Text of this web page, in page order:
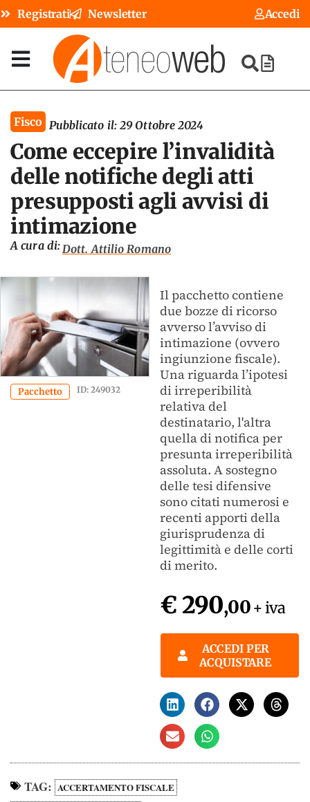
Registrati Newsletter Accedi
Fisco Pubblicato il: 29 Ottobre 2024
Come eccepire l’invalidità
delle notifiche degli atti
presupposti agli avvisi di
intimazione
A cura di:Dott. Attilio Romano
Pacchetto ID: 249032
Il pacchetto contiene
due bozze di ricorso
avverso l’avviso di
intimazione (ovvero
ingiunzione fiscale).
Una riguarda l’ipotesi
di irreperibilità
relativa del
destinatario, l'altra
quella di notifica per
presunta irreperibilità
assoluta. A sostegno
delle tesi difensive
sono citati numerosi e
recenti apporti della
giurisprudenza di
legittimità e delle corti
di merito.
€ 290,00+ iva
ACCEDI PER
ACQUISTARE
TAG: ACCERTAMENTO FISCALE